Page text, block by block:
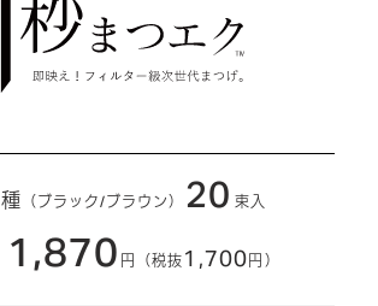
種 （ブラック/ブラウン） 20 束入
1,870 円 （税抜 1,700 円）